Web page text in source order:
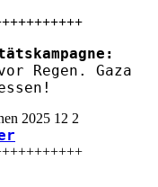
Regen. Gaza